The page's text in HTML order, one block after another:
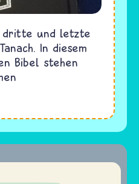
dritte und letzte
In diesem
Bibel stehen